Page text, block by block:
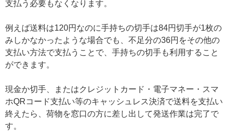
支払う必要もなくなります。
例えば送料は120円なのに手持ちの切手は84円切手が1枚の
みしかなかったような場合でも、不足分の36円をその他の
支払い方法で支払うことで、手持ちの切手も利用すること
ができます。
現金か切手、またはクレジットカード・電子マネー・スマ
ホQRコード支払い等のキャッシュレス決済で送料を支払い
終えたら、荷物を窓口の方に差し出して発送作業は完了で
す。